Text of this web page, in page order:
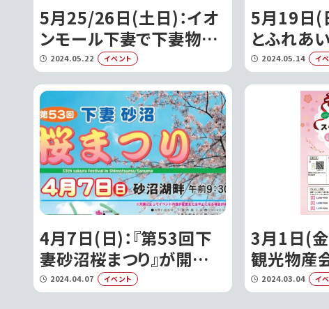
5月25/26日(土日)：イオ
ンモール下妻で下妻物語
上映20周年記念イベント
が開催!!｜下妻市
2024.05.22 イベント
5月19日(
とふれあ
回鬼怒川
ト大会』
す｜下妻
2024.05.14 イ
4月7日(日)：『第53回下
妻砂沼桜まつり』が開催さ
れます｜下妻市
2024.04.07 イベント
3月1日(金
観光物産
ンプラリ
2024.03.04 イ